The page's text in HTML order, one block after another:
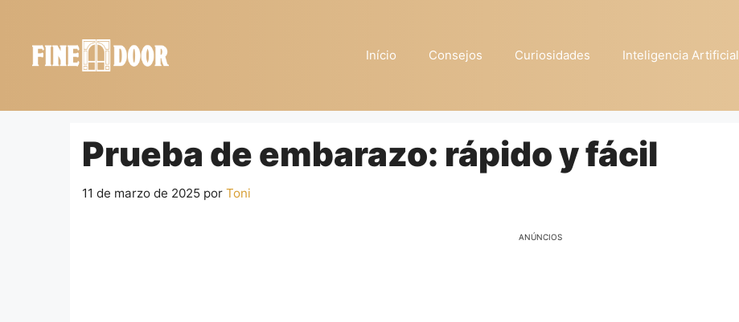
contenido
Início Consejos Curiosidades Inteligencia Artificial
Prueba de embarazo: rápido y fácil
11 de marzo de 2025 por Toni
ANÚNCIOS